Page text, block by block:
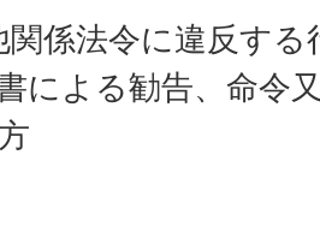
関係法令に違反す
による勧告、命令